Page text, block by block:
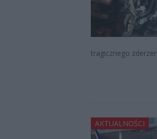
tragicznego
AKTUALNOŚCI